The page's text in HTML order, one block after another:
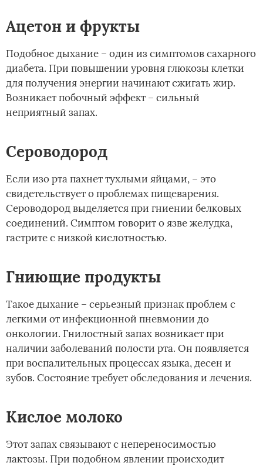
Ацетон и фрукты
Подобное дыхание – один из симптомов сахарного
диабета. При повышении уровня глюкозы клетки
для получения энергии начинают сжигать жир.
Возникает побочный эффект – сильный
неприятный запах.
Сероводород
Если изо рта пахнет тухлыми яйцами, – это
свидетельствует о проблемах пищеварения.
Сероводород выделяется при гниении белковых
соединений. Симптом говорит о язве желудка,
гастрите с низкой кислотностью.
Гниющие продукты
Такое дыхание – серьезный признак проблем с
легкими от инфекционной пневмонии до
онкологии. Гнилостный запах возникает при
наличии заболеваний полости рта. Он появляется
при воспалительных процессах языка, десен и
зубов. Состояние требует обследования и лечения.
Кислое молоко
Этот запах связывают с непереносимостью
лактозы. При подобном явлении происходит